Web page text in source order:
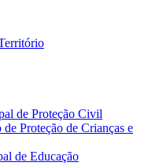
de Proteção Civil
Proteção de Crianças e
de Educação